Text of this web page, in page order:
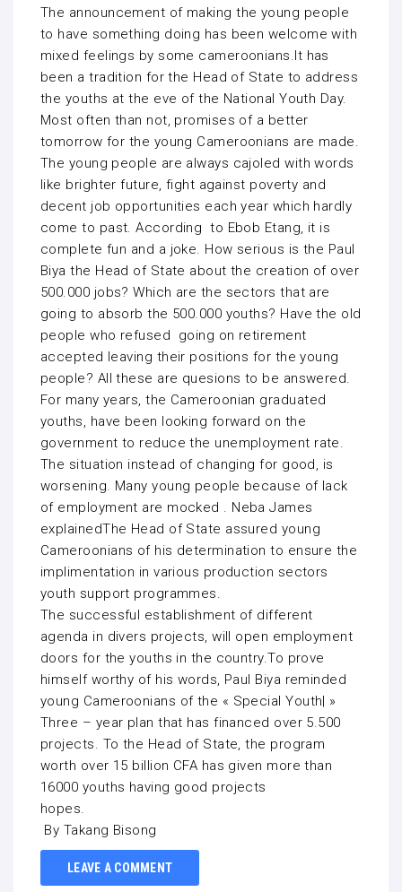
The announcement of making the young people
to have something doing has been welcome with
mixed feelings by some cameroonians.It has
been a tradition for the Head of State to address
the youths at the eve of the National Youth Day.
Most often than not, promises of a better
tomorrow for the young Cameroonians are made.
The young people are always cajoled with words
like brighter future, fight against poverty and
decent job opportunities each year which hardly
come to past. According to Ebob Etang, it is
complete fun and a joke. How serious is the Paul
Biya the Head of State about the creation of over
500.000 jobs? Which are the sectors that are
going to absorb the 500.000 youths? Have the old
people who refused going on retirement
accepted leaving their positions for the young
people? All these are quesions to be answered.
For many years, the Cameroonian graduated
youths, have been looking forward on the
government to reduce the unemployment rate.
The situation instead of changing for good, is
worsening. Many young people because of lack
of employment are mocked . Neba James
explainedThe Head of State assured young
Cameroonians of his determination to ensure the
implimentation in various production sectors
youth support programmes.
The successful establishment of different
agenda in divers projects, will open employment
doors for the youths in the country.To prove
himself worthy of his words, Paul Biya reminded
young Cameroonians of the « Special Youth| »
Three – year plan that has financed over 5.500
projects. To the Head of State, the program
worth over 15 billion CFA has given more than
16000 youths having good projects
hopes.
By Takang Bisong
LEAVE A COMMENT